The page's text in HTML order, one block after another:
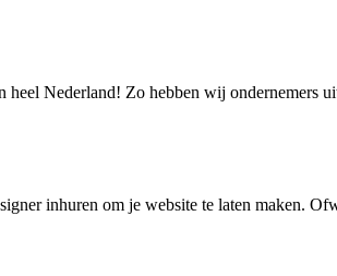
Nederland! Zo hebben wij ondernemers
inhuren om je website te laten maken.